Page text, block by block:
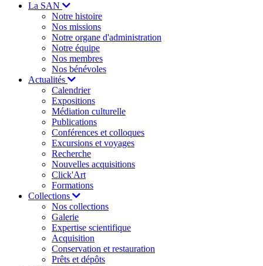
La SAN
Notre histoire
Nos missions
Notre organe d'administration
Notre équipe
Nos membres
Nos bénévoles
Actualités
Calendrier
Expositions
Médiation culturelle
Publications
Conférences et colloques
Excursions et voyages
Recherche
Nouvelles acquisitions
Click'Art
Formations
Collections
Nos collections
Galerie
Expertise scientifique
Acquisition
Conservation et restauration
Prêts et dépôts